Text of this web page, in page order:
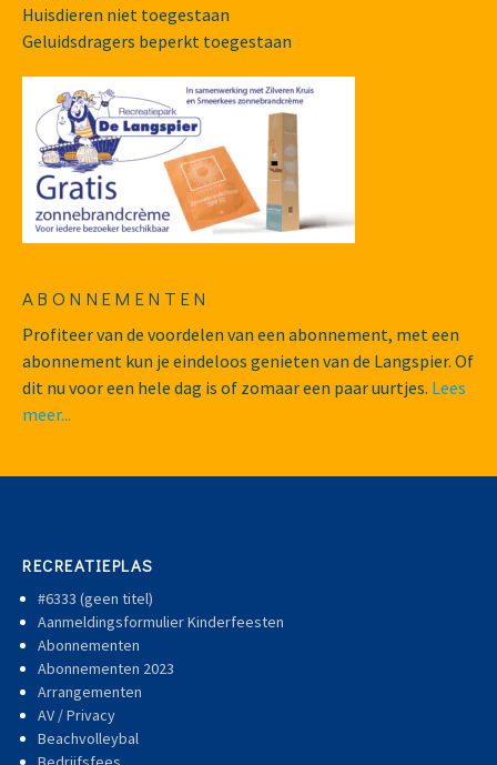
Huisdieren niet toegestaan
Geluidsdragers beperkt toegestaan
ABONNEMENTEN
Profiteer van de voordelen van een abonnement, met een
abonnement kun je eindeloos genieten van de Langspier. Of
dit nu voor een hele dag is of zomaar een paar uurtjes. Lees
meer...
RECREATIEPLAS
#6333 (geen titel)
Aanmeldingsformulier Kinderfeesten
Abonnementen
Abonnementen 2023
Arrangementen
AV / Privacy
Beachvolleybal